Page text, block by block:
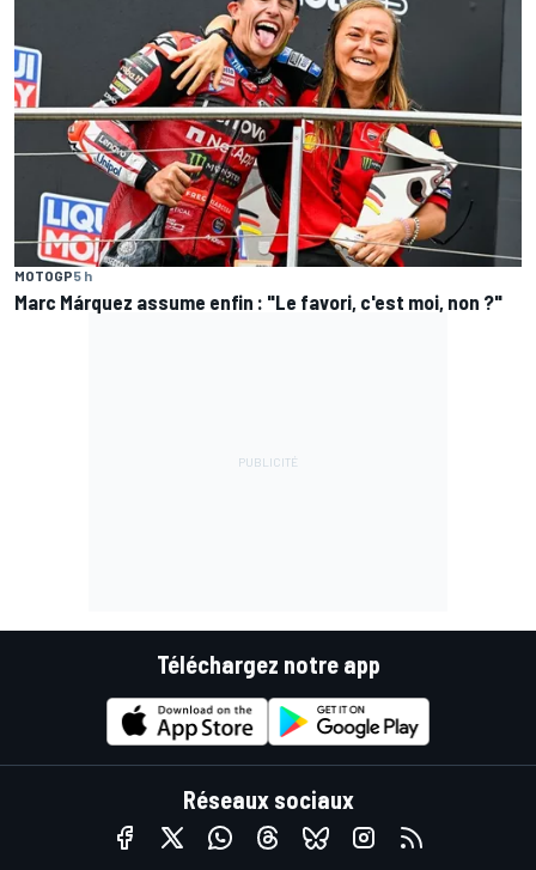
MOTOGP5 h
Marc Márquez assume enfin : "Le favori, c'est moi, non ?"
Téléchargez notre app
Réseaux sociaux